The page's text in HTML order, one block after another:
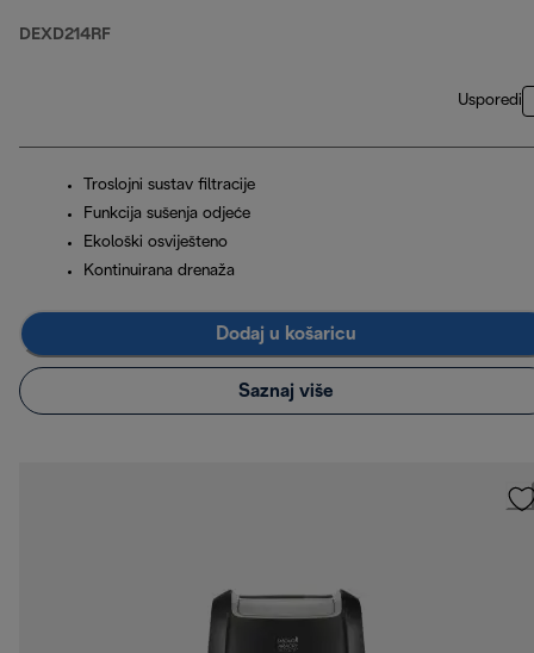
DEXD214RF
Usporedi
Troslojni sustav filtracije
Funkcija sušenja odjeće
Ekološki osviješteno
Kontinuirana drenaža
Dodaj u košaricu
Saznaj više